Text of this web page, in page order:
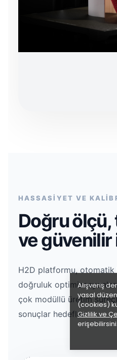
Alışveriş
yasal
(cookies)
Gizlilik ve
HASSASİYET VE
Doğru ölçü,
ve güvenilir
H2D platformu, otomatik
doğruluk
çok modüllü üretim
sonuçlar hedefler.